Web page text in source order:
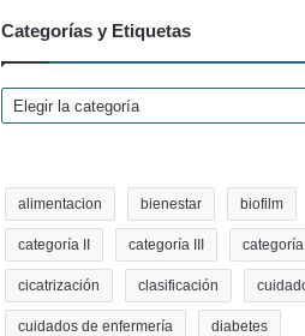
Categorías y Etiquetas
Categorías
y
alimentacion bienestar biofilm
categoría II categoría III
cicatrización clasificación
cuidados de enfermería diabetes